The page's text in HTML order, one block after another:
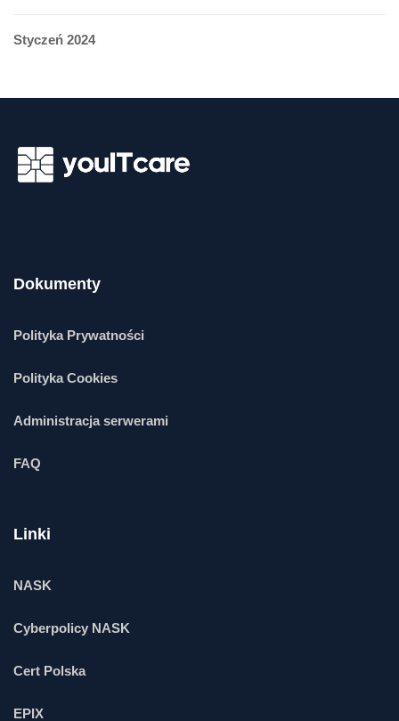
Styczeń 2024
Dokumenty
Polityka Prywatności
Polityka Cookies
Administracja serwerami
FAQ
Linki
NASK
Cyberpolicy NASK
Cert Polska
EPIX